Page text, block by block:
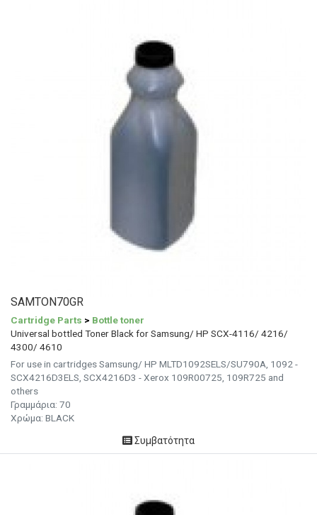
SAMTON70GR
Cartridge Parts > Bottle toner
Universal bottled Toner Black for Samsung/ HP SCX-4116/ 4216/
4300/ 4610
For use in cartridges Samsung/ HP MLTD1092SELS/SU790A, 1092 -
SCX4216D3ELS, SCX4216D3 - Xerox 109R00725, 109R725 and
others
Γραμμάρια: 70
Χρώμα: BLACK
Συμβατότητα